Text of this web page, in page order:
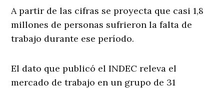
A partir de las cifras se proyecta que casi 1,8
millones de personas sufrieron la falta de
trabajo durante ese período.
El dato que publicó el INDEC releva el
mercado de trabajo en un grupo de 31